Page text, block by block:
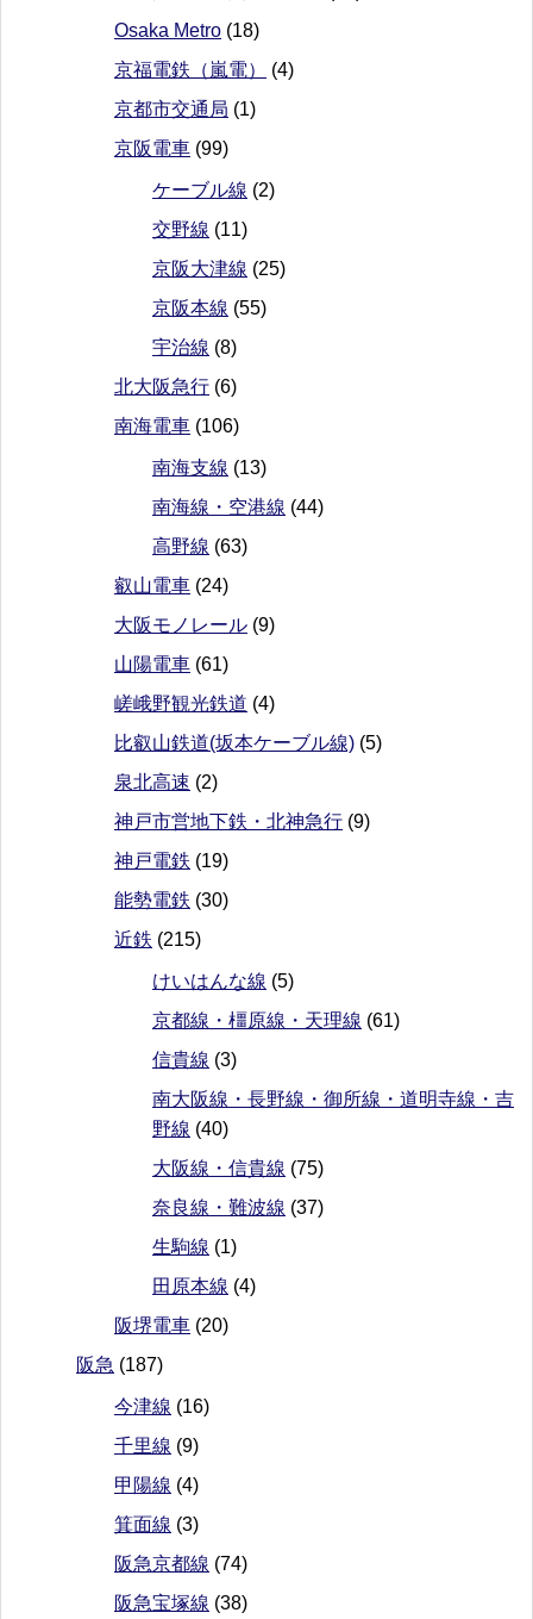
Osaka Metro (18)
京福電鉄（嵐電）
(4)
京都市交通局 (1)
京阪電車 (99)
ケーブル線 (2)
交野線 (11)
京阪大津線 (25)
京阪本線 (55)
宇治線 (8)
北大阪急行 (6)
南海電車 (106)
南海支線 (13)
南海線・空港線 (44)
高野線 (63)
叡山電車 (24)
大阪モノレール (9)
山陽電車 (61)
嵯峨野観光鉄道 (4)
比叡山鉄道(坂本ケーブル線) (5)
泉北高速 (2)
神戸市営地下鉄・北神急行 (9)
神戸電鉄 (19)
能勢電鉄 (30)
近鉄 (215)
けいはんな線 (5)
京都線・橿原線・天理線 (61)
信貴線 (3)
南大阪線・長野線・御所線・道明寺線・吉
野線 (40)
大阪線・信貴線 (75)
奈良線・難波線 (37)
生駒線 (1)
田原本線 (4)
阪堺電車 (20)
阪急 (187)
今津線 (16)
千里線 (9)
甲陽線 (4)
箕面線 (3)
阪急京都線 (74)
阪急宝塚線 (38)